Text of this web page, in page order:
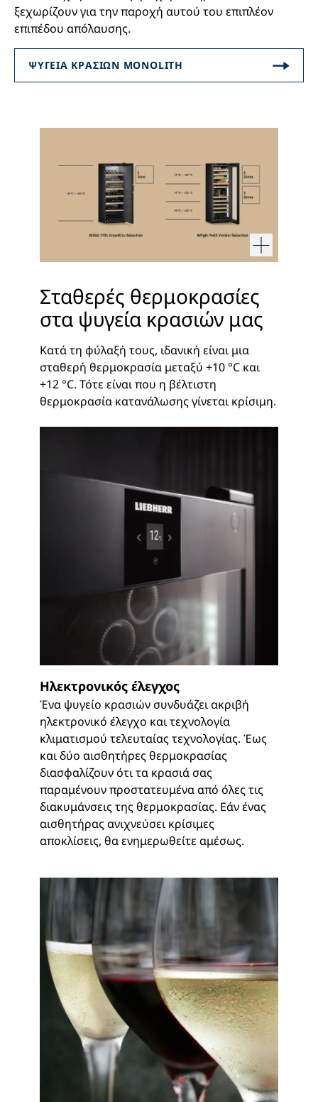
ξεχωρίζουν για την παροχή αυτού του επιπλέον
επιπέδου απόλαυσης.
Σταθερές θερμοκρασίες
στα ψυγεία κρασιών μας
Κατά τη φύλαξή τους, ιδανική είναι μια
σταθερή θερμοκρασία μεταξύ +10 °C και
+12 °C. Τότε είναι που η βέλτιστη
θερμοκρασία κατανάλωσης γίνεται κρίσιμη.
Ηλεκτρονικός έλεγχος
Ένα ψυγείο κρασιών συνδυάζει ακριβή
ηλεκτρονικό έλεγχο και τεχνολογία
κλιματισμού τελευταίας τεχνολογίας. Έως
και δύο αισθητήρες θερμοκρασίας
διασφαλίζουν ότι τα κρασιά σας
παραμένουν προστατευμένα από όλες τις
διακυμάνσεις της θερμοκρασίας. Εάν ένας
αισθητήρας ανιχνεύσει κρίσιμες
αποκλίσεις, θα ενημερωθείτε αμέσως.